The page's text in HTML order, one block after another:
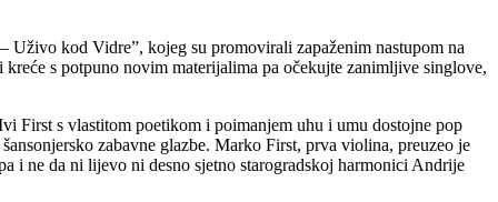
kod Vidre”, kojeg su promovirali zapaženim nastupom na
s potpuno novim materijalima pa očekujte zanimljive singlove,
First s vlastitom poetikom i poimanjem uhu i umu dostojne pop
zabavne glazbe. Marko First, prva violina, preuzeo je
i ne da ni lijevo ni desno sjetno starogradskoj harmonici Andrije